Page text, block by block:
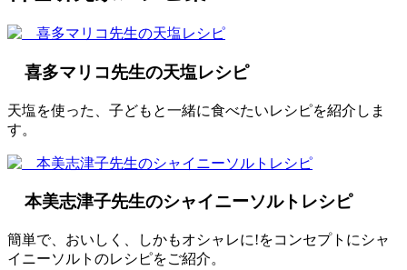
喜多マリコ先生の天塩レシピ
天塩を使った、子どもと一緒に食べたいレシピを紹介しま
す。
本美志津子先生のシャイニーソルトレシピ
簡単で、おいしく、しかもオシャレに!をコンセプトにシャ
イニーソルトのレシピをご紹介。